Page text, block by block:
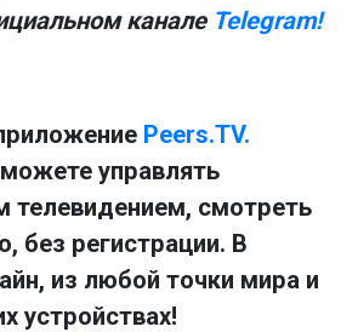
канале Telegram!
Peers.TV.
управлять
телевидением, смотреть
без регистрации. В
из любой точки мира и
устройствах!